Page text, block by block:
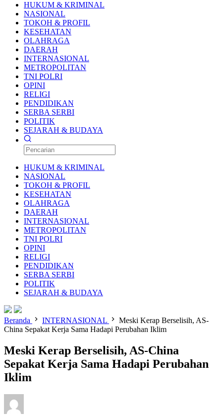
HUKUM & KRIMINAL
NASIONAL
TOKOH & PROFIL
KESEHATAN
OLAHRAGA
DAERAH
INTERNASIONAL
METROPOLITAN
TNI POLRI
OPINI
RELIGI
PENDIDIKAN
SERBA SERBI
POLITIK
SEJARAH & BUDAYA
HUKUM & KRIMINAL
NASIONAL
TOKOH & PROFIL
KESEHATAN
OLAHRAGA
DAERAH
INTERNASIONAL
METROPOLITAN
TNI POLRI
OPINI
RELIGI
PENDIDIKAN
SERBA SERBI
POLITIK
SEJARAH & BUDAYA
Beranda INTERNASIONAL
Meski Kerap Berselisih, AS-
China Sepakat Kerja Sama Hadapi Perubahan Iklim
Meski Kerap Berselisih, AS-China
Sepakat Kerja Sama Hadapi Perubahan
Iklim